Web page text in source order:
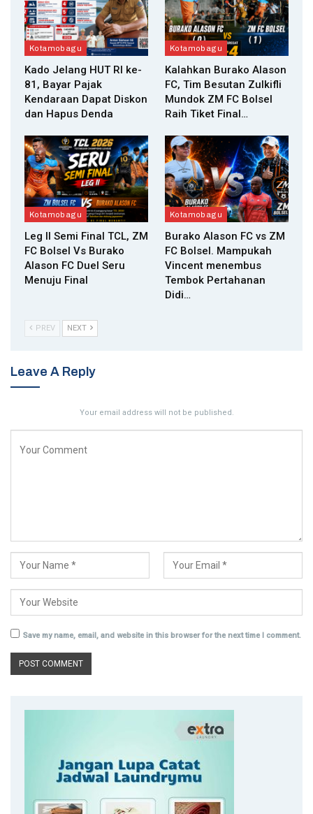
Kotamobagu
Kado Jelang HUT RI ke-
81, Bayar Pajak
Kendaraan Dapat Diskon
dan Hapus Denda
Kotamobagu
Kalahkan Burako Alason
FC, Tim Besutan Zulkifli
Mundok ZM FC Bolsel
Raih Tiket Final…
Kotamobagu
Leg II Semi Final TCL, ZM
FC Bolsel Vs Burako
Alason FC Duel Seru
Menuju Final
Kotamobagu
Burako Alason FC vs ZM
FC Bolsel. Mampukah
Vincent menembus
Tembok Pertahanan
Didi…
PREV NEXT
Leave A Reply
Your email address will not be published.
Save my name, email, and website in this browser for the next time I comment.